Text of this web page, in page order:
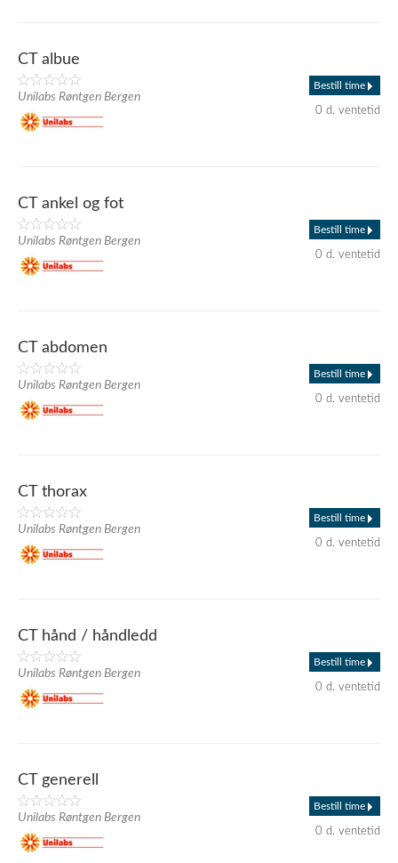
CT albue
Unilabs Røntgen Bergen
Bestill time
0 d. ventetid
CT ankel og fot
Unilabs Røntgen Bergen
Bestill time
0 d. ventetid
CT abdomen
Unilabs Røntgen Bergen
Bestill time
0 d. ventetid
CT thorax
Unilabs Røntgen Bergen
Bestill time
0 d. ventetid
CT hånd / håndledd
Unilabs Røntgen Bergen
Bestill time
0 d. ventetid
CT generell
Unilabs Røntgen Bergen
Bestill time
0 d. ventetid